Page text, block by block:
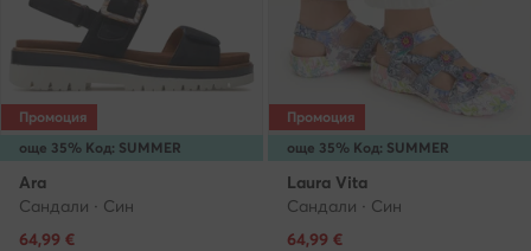
още 35% Код: SUMMER
Промоция
Ara
Сандали · Син
Актуална цена
64,99 €
още 35% Код: SUMMER
Промоция
Laura Vita
Сандали · Син
Актуална цена
64,99 €